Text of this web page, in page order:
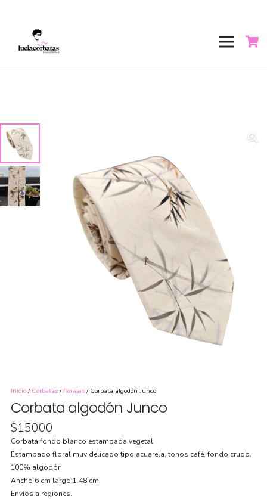
Inicio / Corbatas / florales / Corbata algodón Junco
Corbata algodón Junco
$15000
Corbata fondo blanco estampada vegetal
Estampado floral muy delicado tipo acuarela, tonos café, fondo crudo.
100% algodón
Ancho 6 cm largo 1.48 cm
Envíos a regiones.